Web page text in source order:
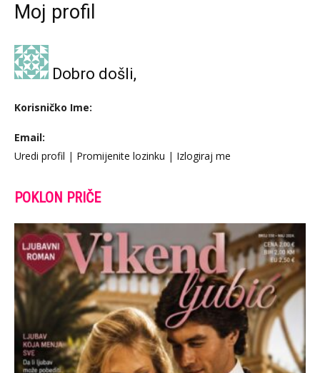
Moj profil
Dobro došli,
Korisničko Ime:
Email:
Uredi profil | Promijenite lozinku | Izlogiraj me
POKLON PRIČE